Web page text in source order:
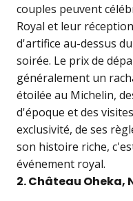
couples peuvent
Royal et leur
d'artifice au-dessus
soirée. Le prix de
généralement un
étoilée au Michelin,
d'époque et des
exclusivité, de ses
son histoire riche,
événement royal.
2. Château Oheka,